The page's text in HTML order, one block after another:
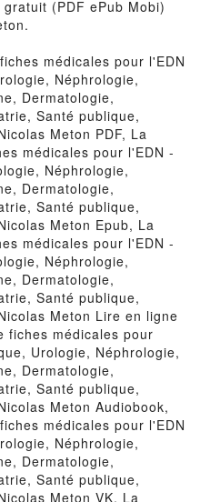
(PDF ePub Mobi)
médicales pour l'EDN
Néphrologie,
Dermatologie,
Santé publique,
Meton PDF, La
médicales pour l'EDN -
Néphrologie,
Dermatologie,
Santé publique,
Meton Epub, La
médicales pour l'EDN -
Néphrologie,
Dermatologie,
Santé publique,
Meton Lire en ligne
fiches médicales pour
Urologie, Néphrologie,
Dermatologie,
Santé publique,
Meton Audiobook,
médicales pour l'EDN
Néphrologie,
Dermatologie,
Santé publique,
Meton VK, La